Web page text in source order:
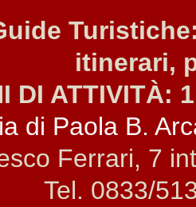
itinerari,
DI ATTIVITÀ:
di Paola B.
Ferrari, 7
Tel. 0833/